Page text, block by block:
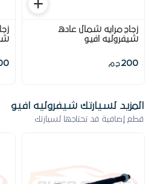
زجاج مرايه شمال عاده
شيفروليه افيو
200 ج.م
المزيد لسيارتك شيفروليه افيو
قطع إضافية قد تحتاجها لسيارتك